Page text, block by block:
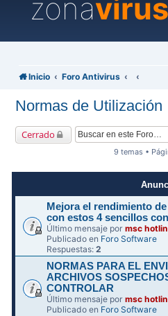
zonavirus
Inicio Foro Antivirus
Normas de Utilización
Cerrado
9 temas •
Mejora el rendimiento
con estos 4 sencillos
Último mensaje pormsc
Publicado en Foro Software
Respuestas:2
NORMAS PARA EL
ARCHIVOS
CONTROLAR
Último mensaje pormsc
Publicado en Foro Software